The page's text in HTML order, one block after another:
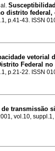
distrito federal,
p.41-43. ISSN
vetorial
Federal no
p.21-22. ISSN
transmissão
vol.10,